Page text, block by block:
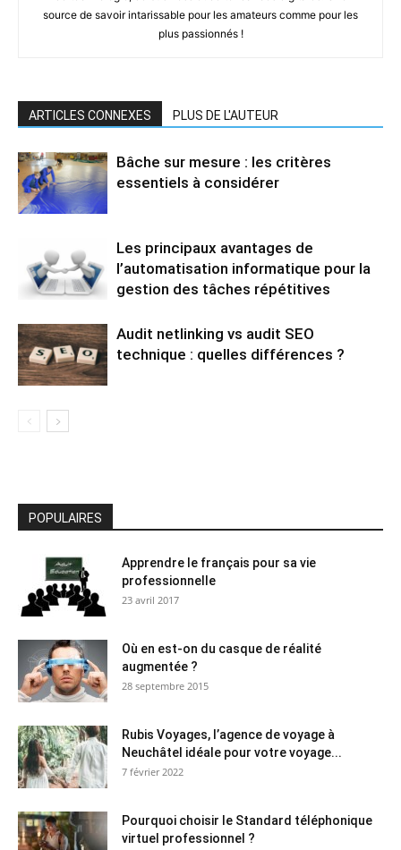
source de savoir intarissable pour les amateurs comme pour les
plus passionnés !
ARTICLES CONNEXES PLUS DE L'AUTEUR
Bâche sur mesure : les critères
essentiels à considérer
Les principaux avantages de
l’automatisation informatique pour la
gestion des tâches répétitives
Audit netlinking vs audit SEO
technique : quelles différences ?
POPULAIRES
Apprendre le français pour sa vie
professionnelle
23 avril 2017
Où en est-on du casque de réalité
augmentée ?
28 septembre 2015
Rubis Voyages, l’agence de voyage à
Neuchâtel idéale pour votre voyage...
7 février 2022
Pourquoi choisir le Standard téléphonique
virtuel professionnel ?